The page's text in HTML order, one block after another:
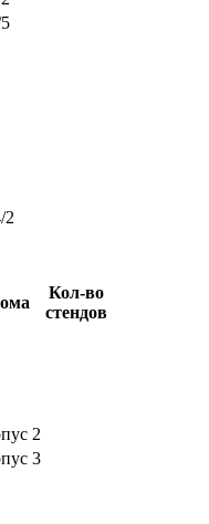
2
Кол-во
стендов
2
3